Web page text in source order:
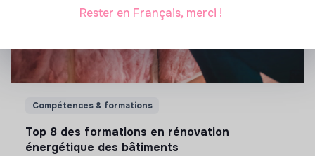
Compétences & formations
Top 8 des formations en rénovation
énergétique des bâtiments
Rester en Français, merci !